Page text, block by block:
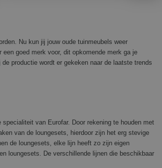
Nu kun jij jouw oude tuinmeubels weer
goed merk voor, dit opkomende merk ga je
productie wordt er gekeken naar de laatste trends
van Eurofar. Door rekening te houden met
van de loungesets, hierdoor zijn het erg stevige
de loungesets, elke lijn heeft zo zijn eigen
loungesets. De verschillende lijnen die beschikbaar